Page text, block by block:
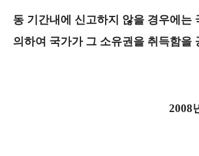
동 기간내에 신고하지 않을 경우에는
의하여 국가가 그 소유권을 취득함을